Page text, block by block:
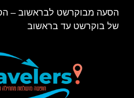
הסעה מבוקרשט לבראשוב –
של בוקרשט עד בראשוב